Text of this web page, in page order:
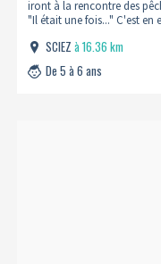
iront à la rencontre des
"Il était une fois..." C'est
SCIEZà 16.36 km
De 5 à 6 ans